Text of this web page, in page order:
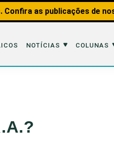
Confira as publicações de
NOTÍCIAS COLUNAS
Fatos